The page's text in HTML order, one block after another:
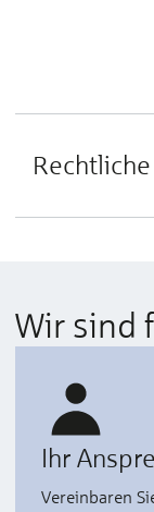
Wir sind
Ihr
Vereinbaren